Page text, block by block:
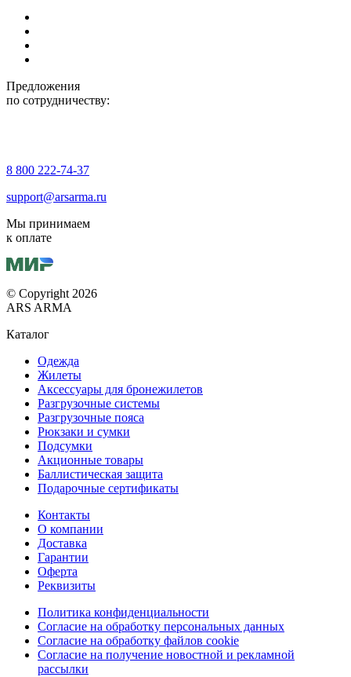
Предложения
по сотрудничеству:
8 800 222-74-37
support@arsarma.ru
Мы принимаем
к оплате
© Copyright 2026
ARS ARMA
Каталог
Одежда
Жилеты
Аксессуары для бронежилетов
Разгрузочные системы
Разгрузочные пояса
Рюкзаки и сумки
Подсумки
Акционные товары
Баллистическая защита
Подарочные сертификаты
Контакты
О компании
Доставка
Гарантии
Оферта
Реквизиты
Политика конфиденциальности
Согласие на обработку персональных данных
Согласие на обработку файлов cookie
Согласие на получение новостной и рекламной
рассылки